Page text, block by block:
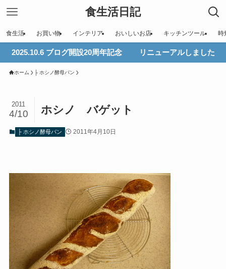
食生活日記
食生活 お買い物 インテリア おいしいお店 キッチンツール 時
2025.10.6 ブログ開設20周年記念 リニューアルしました
ホーム ├ ホシノ酵母パン
ホシノ バゲット
2011
4/10
├ ホシノ酵母パン 2011年4月10日